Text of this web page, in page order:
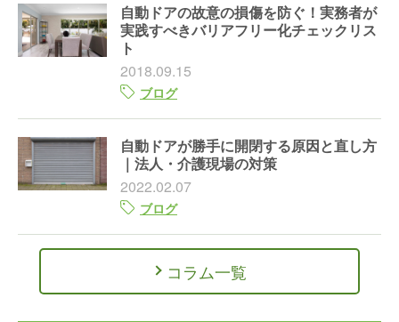
自動ドアの故意の損傷を防ぐ！実務者が
実践すべきバリアフリー化チェックリス
ト
2018.09.15
ブログ
自動ドアが勝手に開閉する原因と直し方
｜法人・介護現場の対策
2022.02.07
ブログ
コラム一覧